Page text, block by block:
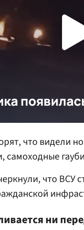
что видели
самоходные
что ВСУ
ни